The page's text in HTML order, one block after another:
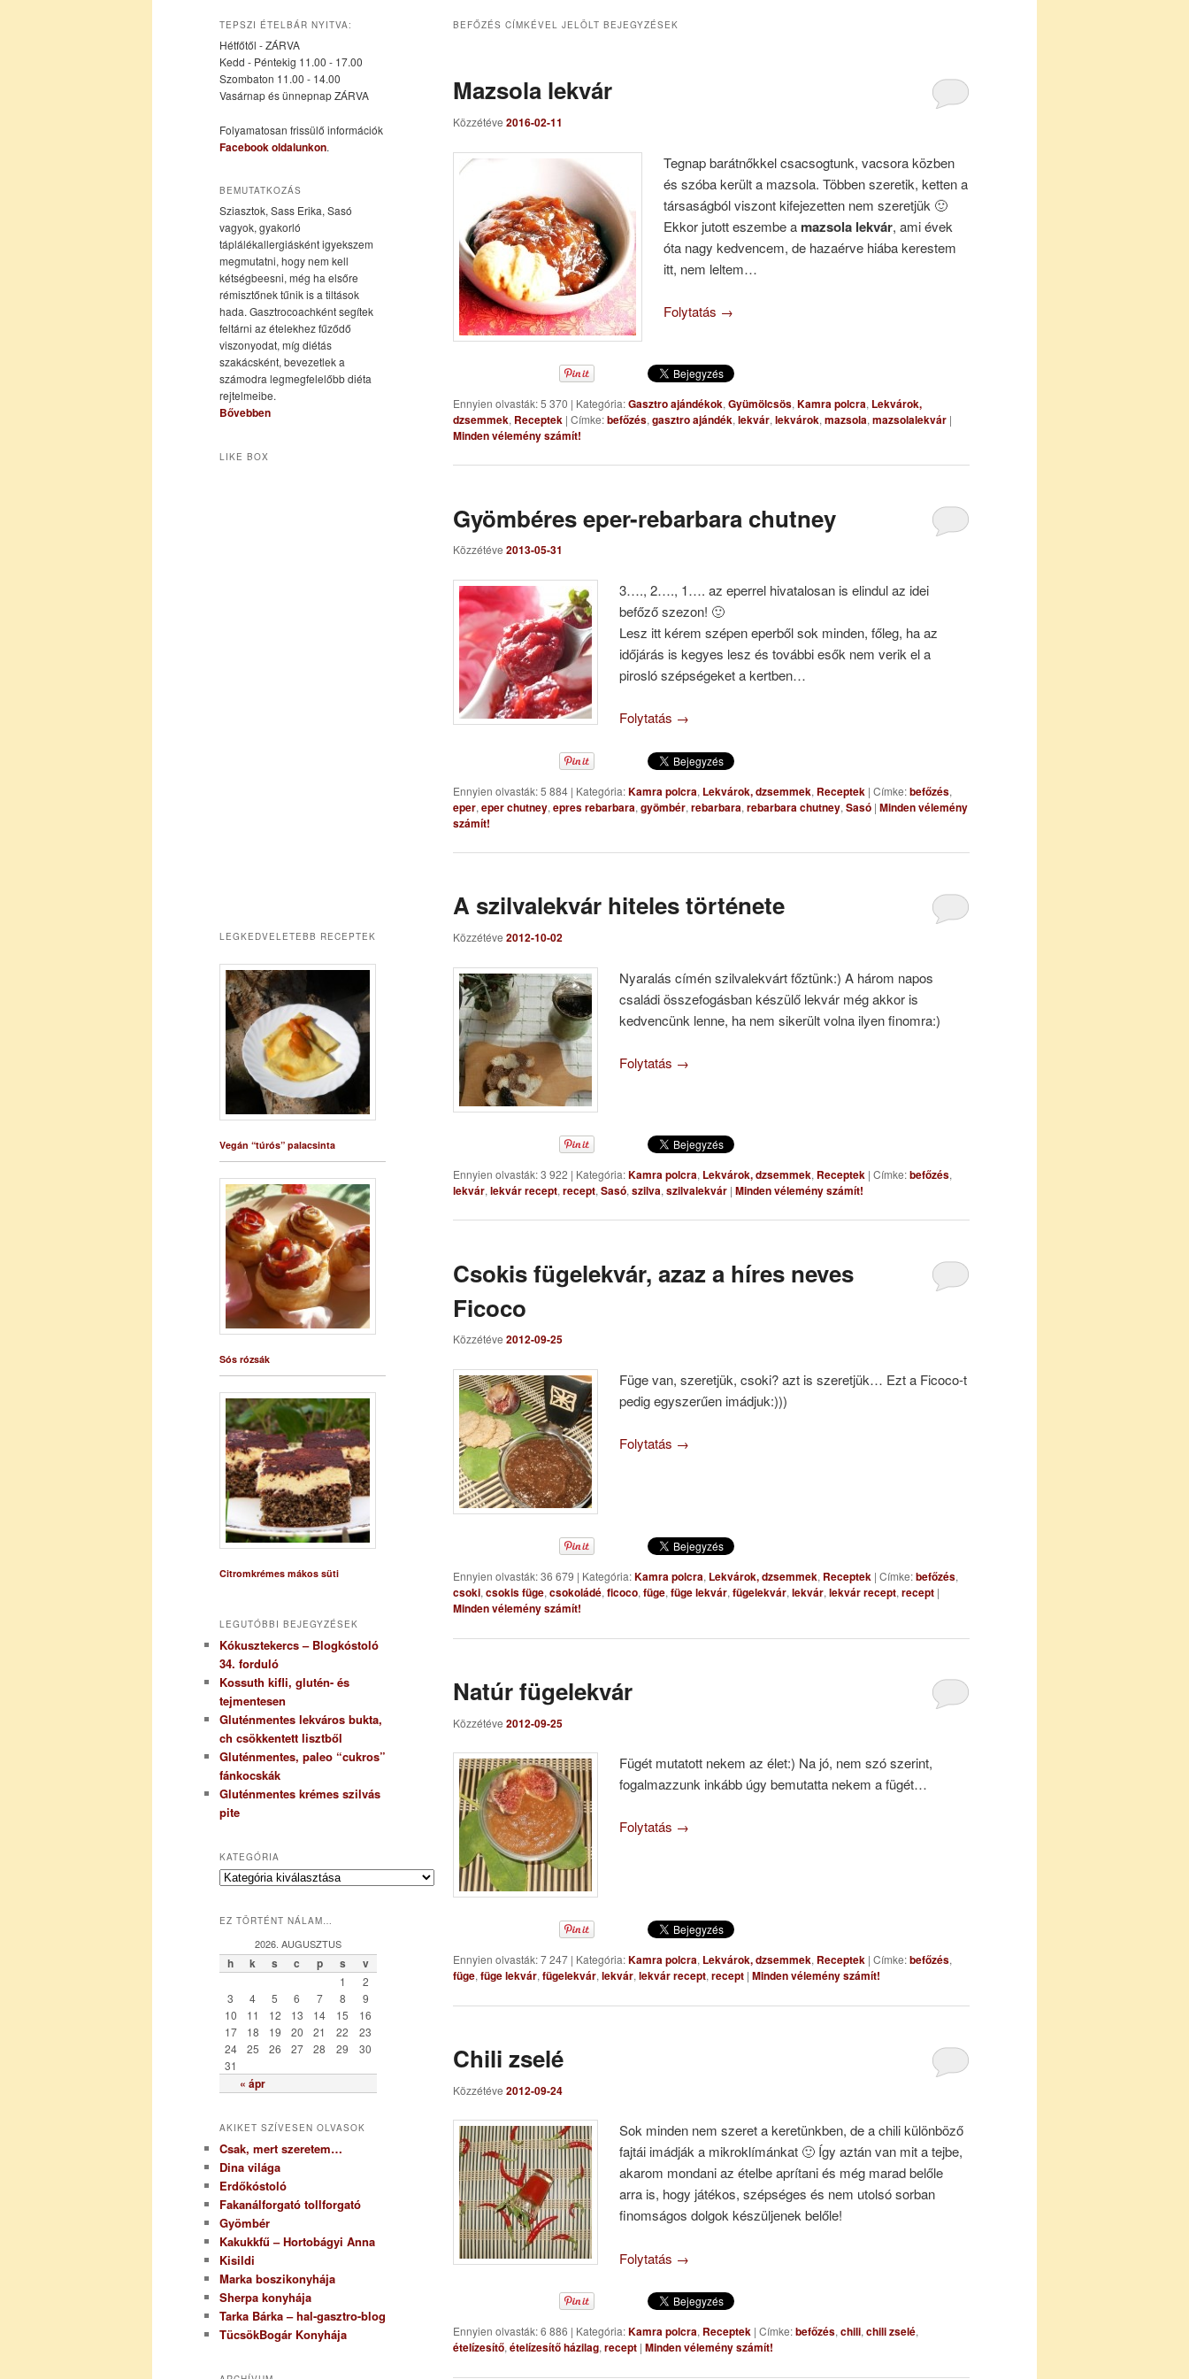
elsődleges
tartalomra
másodlagos
tartalomra
BEFŐZÉS CÍMKÉVEL JELÖLT BEJEGYZÉSEK
Mazsola lekvár
Közzétéve 2016-02-11
Tegnap barátnőkkel csacsogtunk, vacsora közben
és szóba került a mazsola. Többen szeretik, ketten a
társaságból viszont kifejezetten nem szeretjük 🙂
Ekkor jutott eszembe a mazsola lekvár, ami évek
óta nagy kedvencem, de hazaérve hiába kerestem
itt, nem leltem…
Folytatás →
Ennyien olvasták: 5 370 | Kategória:Gasztro ajándékok, Gyümölcsös, Kamra polcra, Lekvárok,
dzsemmek, Receptek | Címke:befőzés, gasztro ajándék, lekvár, lekvárok, mazsola, mazsolalekvár |
Minden vélemény számít!
Gyömbéres eper-rebarbara chutney
Közzétéve 2013-05-31
3…., 2…., 1…. az eperrel hivatalosan is elindul az idei
befőző szezon! 🙂
Lesz itt kérem szépen eperből sok minden, főleg, ha az
időjárás is kegyes lesz és további esők nem verik el a
pirosló szépségeket a kertben…
Folytatás →
Ennyien olvasták: 5 884 | Kategória:Kamra polcra, Lekvárok, dzsemmek, Receptek | Címke:befőzés,
eper, eper chutney, epres rebarbara, gyömbér, rebarbara, rebarbara chutney, Sasó | Minden vélemény
számít!
A szilvalekvár hiteles története
Közzétéve 2012-10-02
Nyaralás címén szilvalekvárt főztünk:) A három napos
családi összefogásban készülő lekvár még akkor is
kedvencünk lenne, ha nem sikerült volna ilyen finomra:)
Folytatás →
Ennyien olvasták: 3 922 | Kategória:Kamra polcra, Lekvárok, dzsemmek, Receptek | Címke:befőzés,
lekvár, lekvár recept, recept, Sasó, szilva, szilvalekvár | Minden vélemény számít!
Csokis fügelekvár, azaz a híres neves
Ficoco
Közzétéve 2012-09-25
Füge van, szeretjük, csoki? azt is szeretjük… Ezt a Ficoco-t
pedig egyszerűen imádjuk:)))
Folytatás →
Ennyien olvasták: 36 679 | Kategória:Kamra polcra, Lekvárok, dzsemmek, Receptek | Címke:befőzés,
csoki, csokis füge, csokoládé, ficoco, füge, füge lekvár, fügelekvár, lekvár, lekvár recept, recept |
Minden vélemény számít!
Natúr fügelekvár
Közzétéve 2012-09-25
Fügét mutatott nekem az élet:) Na jó, nem szó szerint,
fogalmazzunk inkább úgy bemutatta nekem a fügét…
Folytatás →
Ennyien olvasták: 7 247 | Kategória:Kamra polcra, Lekvárok, dzsemmek, Receptek | Címke:befőzés,
füge,füge lekvár,fügelekvár,lekvár,lekvár recept,recept | Minden vélemény számít!
Chili zselé
Közzétéve 2012-09-24
Sok minden nem szeret a keretünkben, de a chili különböző
fajtái imádják a mikroklímánkat 🙂 Így aztán van mit a tejbe,
akarom mondani az ételbe aprítani és még marad belőle
arra is, hogy játékos, szépséges és nem utolsó sorban
finomságos dolgok készüljenek belőle!
Folytatás →
Ennyien olvasták: 6 886 | Kategória:Kamra polcra, Receptek | Címke:befőzés, chili, chili zselé,
ételízesítő, ételízesítő házilag, recept | Minden vélemény számít!
TEPSZI ÉTELBÁR NYITVA:
Hétfőtől - ZÁRVA
Kedd - Péntekig 11.00 - 17.00
Szombaton 11.00 - 14.00
Vasárnap és ünnepnap ZÁRVA
Folyamatosan frissülő információk
Facebook oldalunkon.
BEMUTATKOZÁS
Sziasztok, Sass Erika, Sasó
vagyok, gyakorló
táplálékallergiásként igyekszem
megmutatni, hogy nem kell
kétségbeesni, még ha elsőre
rémisztőnek tűnik is a tiltások
hada. Gasztrocoachként segítek
feltárni az ételekhez fűződő
viszonyodat, míg diétás
szakácsként, bevezetlek a
számodra legmegfelelőbb diéta
rejtelmeibe.
Bővebben
LIKE BOX
LEGKEDVELETEBB RECEPTEK
Vegán “túrós” palacsinta
Sós rózsák
Citromkrémes mákos süti
LEGUTÓBBI BEJEGYZÉSEK
Kókusztekercs – Blogkóstoló
34. forduló
Kossuth kifli, glutén- és
tejmentesen
Gluténmentes lekváros bukta,
ch csökkentett lisztből
Gluténmentes, paleo “cukros”
fánkocskák
Gluténmentes krémes szilvás
pite
KATEGÓRIA
K
e
r
EZ TÖRTÉNT NÁLAM…
2026. AUGUSZTUS
h k s c p s v
« ápr
1
2
3
4 5 6 7 8
9
10
11 12 13 14 15
16
17
18 19 20 21 22
23
24
25 26 27 28 29
30
31
AKIKET SZÍVESEN OLVASOK
Csak, mert szeretem…
Dina világa
Erdőkóstoló
Fakanálforgató tollforgató
Gyömbér
Kakukkfű – Hortobágyi Anna
Kisildi
Marka boszikonyhája
Sherpa konyhája
Tarka Bárka – hal-gasztro-blog
TücsökBogár Konyhája